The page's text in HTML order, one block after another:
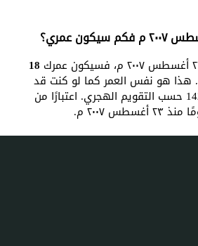
18
. هذا هو نفس العمر كما لو كنت قد
ولدت في 10 شعبان 1428 حسب التقويم الهجري. اعتبارًا من